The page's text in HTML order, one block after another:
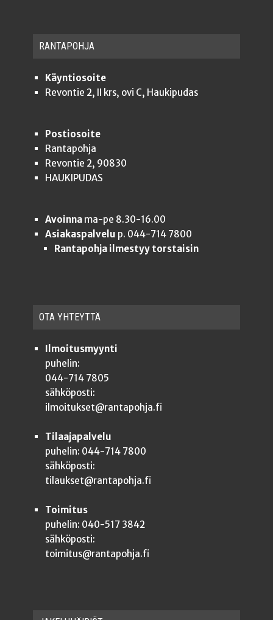
RAN­TA­POH­JA
Käyntiosoite
Revontie 2, II krs, ovi C, Haukipudas
Postiosoite
Rantapohja
Revontie 2, 90830
HAUKIPUDAS
Avoinnama-pe 8.30-16.00
Asiakaspalvelu p. 044-714 7800
Rantapohja ilmestyy torstaisin
OTA YHTEYT­TÄ
Ilmoitusmyynti
puhelin:
044-714 7805
sähköposti:
ilmoitukset@rantapohja.fi
Tilaajapalvelu
puhelin: 044-714 7800
sähköposti:
tilaukset@rantapohja.fi
Toimitus
puhelin: 040-517 3842
sähköposti:
toimitus@rantapohja.fi